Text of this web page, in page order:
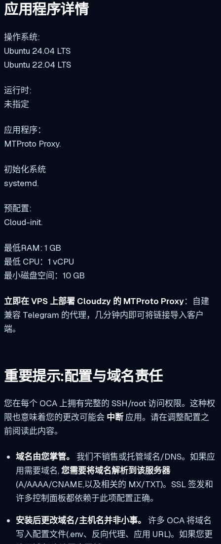
应用程序详情
操作系统:
Ubuntu 24.04 LTS
Ubuntu 22.04 LTS
运行时:
未指定
应用程序：
MTProto Proxy.
初始化系统
systemd.
预配置:
Cloud-init.
最低RAM: 1 GB
最低 CPU：1 vCPU
最小磁盘空间：10 GB
立即在 VPS 上部署 Cloudzy 的 MTProto Proxy：自建
兼容 Telegram 的代理，几分钟内即可将链接导入客户
端。
重要提示:配置与域名责任
您在每个 OCA 上拥有完整的 SSH/root 访问权限。这种权
限也意味着您的更改可能会 中断 应用。请在调整配置之
前阅读此内容。
域名由您掌管。
我们不销售或托管域名/DNS。如果应
用需要域名,您需要将域名解析到该服务器
(A/AAAA/CNAME,以及相关的 MX/TXT)。SSL 签发和
许多控制面板都依赖于此项配置正确。
安装后更改域名/主机名并非小事。
许多 OCA 将域名
写入配置文件(.env、反向代理、应用 URL)。如果您更